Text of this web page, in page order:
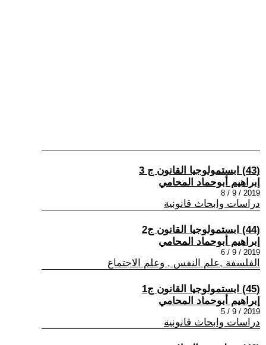
(43) ابستمولوجيا القانون ج 3
إبراهيم أبوحماد المحامي
2019 / 9 / 8
دراسات وابحاث قانونية
(44) ابستمولوجيا القانون ج2
إبراهيم أبوحماد المحامي
2019 / 9 / 6
الفلسفة ,علم النفس , وعلم الاجتماع
(45) ابستمولوجيا القانون ج1
إبراهيم أبوحماد المحامي
2019 / 9 / 5
دراسات وابحاث قانونية